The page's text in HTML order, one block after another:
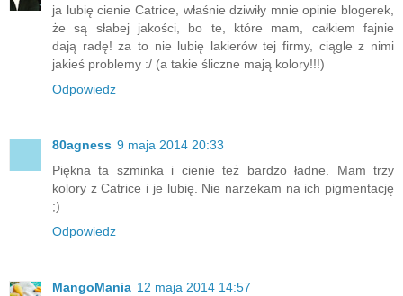
ja lubię cienie Catrice, właśnie dziwiły mnie opinie blogerek,
że są słabej jakości, bo te, które mam, całkiem fajnie
dają radę! za to nie lubię lakierów tej firmy, ciągle z nimi
jakieś problemy :/ (a takie śliczne mają kolory!!!)
Odpowiedz
80agness 9 maja 2014 20:33
Piękna ta szminka i cienie też bardzo ładne. Mam trzy
kolory z Catrice i je lubię. Nie narzekam na ich pigmentację
;)
Odpowiedz
MangoMania 12 maja 2014 14:57